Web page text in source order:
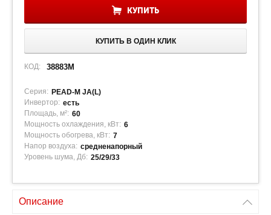
КУПИТЬ
КУПИТЬ В ОДИН КЛИК
КОД: 38883M
Серия: PEAD-M JA(L)
Инвертор: есть
Площадь, м²: 60
Мощность охлаждения, кВт: 6
Мощность обогрева, кВт: 7
Напор воздуха: средненапорный
Уровень шума, Дб: 25/29/33
Описание